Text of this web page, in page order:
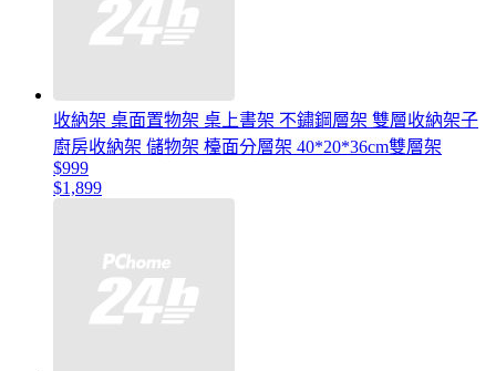
收納架 桌面置物架 桌上書架 不鏽鋼層架 雙層收納架子
廚房收納架 儲物架 檯面分層架 40*20*36cm雙層架
$999
$1,899